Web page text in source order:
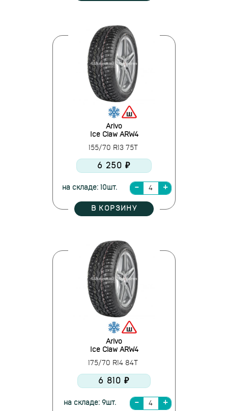
Arivo
Ice Claw ARW4
155/70 R13 75T
6 250 ₽
на складе: 10шт.
В КОРЗИНУ
Arivo
Ice Claw ARW4
175/70 R14 84T
6 810 ₽
на складе: 9шт.